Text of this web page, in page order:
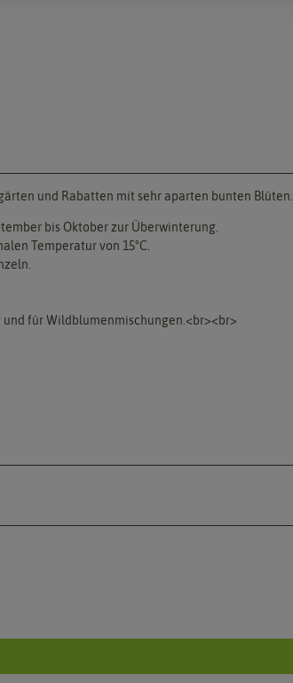
und Rabatten mit sehr aparten bunten
bis Oktober zur Überwinterung.
Temperatur von 15°C.
für Wildblumenmischungen.<br><br>